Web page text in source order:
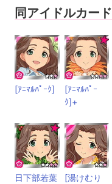
同アイドルカード
[ｱﾆﾏﾙﾊﾟｰｸ]
[ｱﾆﾏﾙﾊﾟｰ
ｸ]+
日下部若葉
[湯けむり